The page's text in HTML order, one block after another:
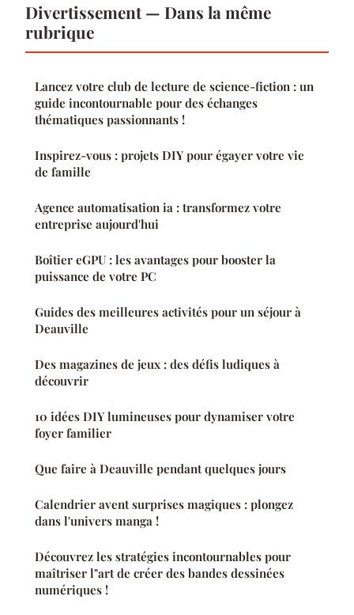
Divertissement — Dans la même
rubrique
Lancez votre club de lecture de science-fiction : un
guide incontournable pour des échanges
thématiques passionnants !
Inspirez-vous : projets DIY pour égayer votre vie
de famille
Agence automatisation ia : transformez votre
entreprise aujourd'hui
Boîtier eGPU : les avantages pour booster la
puissance de votre PC
Guides des meilleures activités pour un séjour à
Deauville
Des magazines de jeux : des défis ludiques à
découvrir
10 idées DIY lumineuses pour dynamiser votre
foyer familier
Que faire à Deauville pendant quelques jours
Calendrier avent surprises magiques : plongez
dans l'univers manga !
Découvrez les stratégies incontournables pour
maîtriser l"art de créer des bandes dessinées
numériques !